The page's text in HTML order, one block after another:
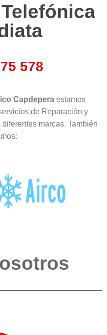
578
Capdepera estamos
de Reparación y
marcas. También